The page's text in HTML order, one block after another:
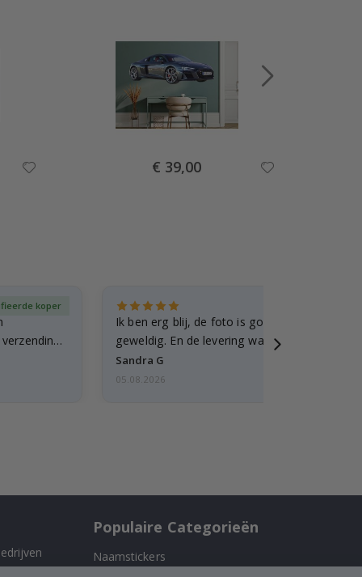
Special
Price
€ 39,00
koper
Ik ben erg blij, de foto is goed gelukt en de
geweldig. En de levering was snel.
Sandra G
05.08.2026
Populaire Categorieën
Naamstickers